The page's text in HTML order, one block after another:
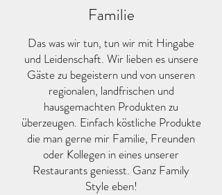
Familie
Das was wir tun, tun wir mit Hingabe
und Leidenschaft. Wir lieben es unsere
Gäste zu begeistern und von unseren
regionalen, landfrischen und
hausgemachten Produkten zu
überzeugen. Einfach köstliche Produkte
die man gerne mir Familie, Freunden
oder Kollegen in eines unserer
Restaurants geniesst. Ganz Family
Style eben!